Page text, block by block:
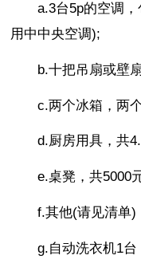
a.3台5p的空调
用中中央空调);
b.十把吊扇或壁
c.两个冰箱，两
d.厨房用具，共
e.桌凳，共5000
f.其他(请见清单)
g.自动洗衣机1台